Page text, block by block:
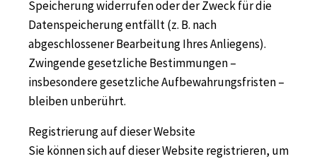
Speicherung widerrufen oder der Zweck für die
Datenspeicherung entfällt (z. B. nach
abgeschlossener Bearbeitung Ihres Anliegens).
Zwingende gesetzliche Bestimmungen –
insbesondere gesetzliche Aufbewahrungsfristen –
bleiben unberührt.
Registrierung auf dieser Website
Sie können sich auf dieser Website registrieren, um